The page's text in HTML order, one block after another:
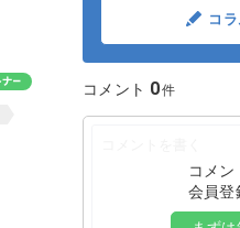
ちょこっと相談
コ
コメント 0
コメン
会員登